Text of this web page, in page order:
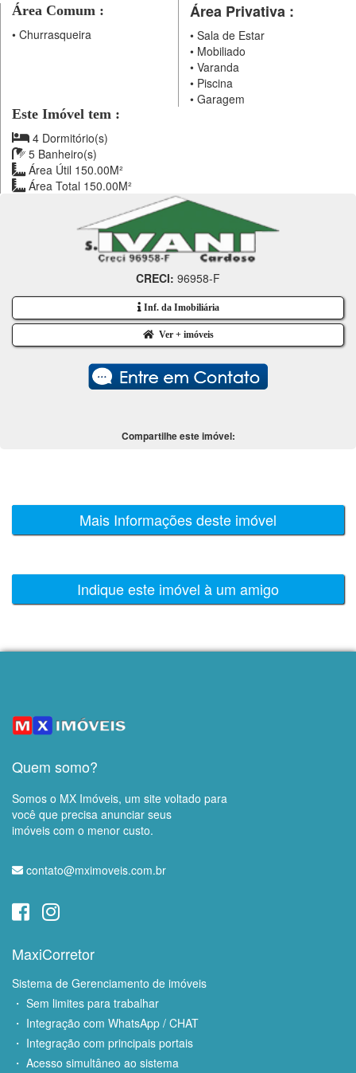
Área Comum :
• Churrasqueira
Área Privativa :
•Sala de Estar
•Mobiliado
•Varanda
•Piscina
•Garagem
Este Imóvel tem :
4 Dormitório(s)
5 Banheiro(s)
Área Útil 150.00M²
Área Total 150.00M²
CRECI: 96958-F
Inf. da Imobiliária
Ver + imóveis
Compartilhe este imóvel:
Mais Informações deste imóvel
Indique este imóvel à um amigo
Quem somo?
Somos o MX Imóveis, um site voltado para
você que precisa anunciar seus
imóveis com o menor custo.
contato@mximoveis.com.br
MaxiCorretor
Sistema de Gerenciamento de imóveis
・ Sem limites para trabalhar
・ Integração com WhatsApp / CHAT
・ Integração com principais portais
・ Acesso simultâneo ao sistema